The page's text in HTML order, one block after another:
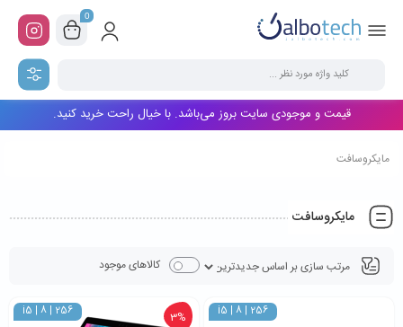
0
قیمت و موجودی سایت بروز می‌باشد. با خیال راحت خرید کنید.
مایکروسافت
مایکروسافت
کالاهای موجود
i5 | 8 | 256
i5 | 8 | 256 3%